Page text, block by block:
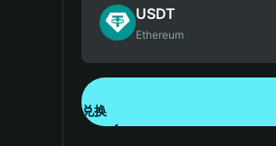
USDT
Ethereum
兑换